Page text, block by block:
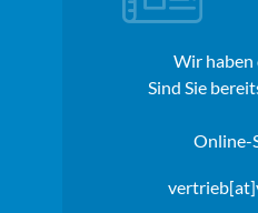
Wir haben
Sind Sie
Online-